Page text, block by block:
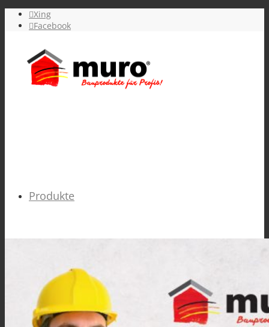
Xing
Facebook
Produkte